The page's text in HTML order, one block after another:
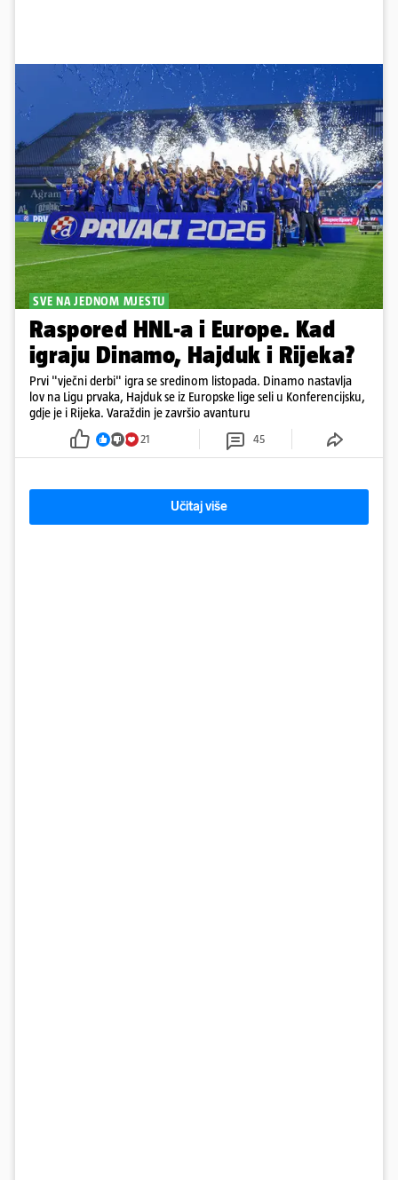
SVE NA JEDNOM MJESTU
Raspored HNL-a i Europe. Kad
igraju Dinamo, Hajduk i Rijeka?
Prvi "vječni derbi" igra se sredinom listopada. Dinamo nastavlja
lov na Ligu prvaka, Hajduk se iz Europske lige seli u Konferencijsku,
gdje je i Rijeka. Varaždin je završio avanturu
21 45
Učitaj više